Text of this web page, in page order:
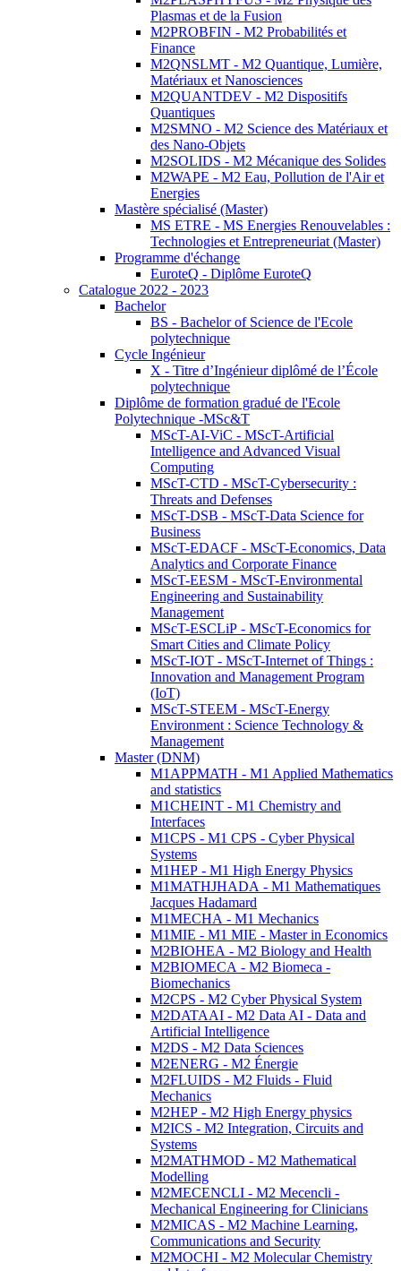
Plasmas et de la Fusion
M2PROBFIN - M2 Probabilités et
Finance
M2QNSLMT - M2 Quantique, Lumière,
Matériaux et Nanosciences
M2QUANTDEV - M2 Dispositifs
Quantiques
M2SMNO - M2 Science des Matériaux et
des Nano-Objets
M2SOLIDS - M2 Mécanique des Solides
M2WAPE - M2 Eau, Pollution de l'Air et
Energies
Mastère spécialisé (Master)
MS ETRE - MS Energies Renouvelables :
Technologies et Entrepreneuriat (Master)
Programme d'échange
EuroteQ - Diplôme EuroteQ
Catalogue 2022 - 2023
Bachelor
BS - Bachelor of Science de l'Ecole
polytechnique
Cycle Ingénieur
X - Titre d’Ingénieur diplômé de l’École
polytechnique
Diplôme de formation gradué de l'Ecole
Polytechnique -MSc&T
MScT-AI-ViC - MScT-Artificial
Intelligence and Advanced Visual
Computing
MScT-CTD - MScT-Cybersecurity :
Threats and Defenses
MScT-DSB - MScT-Data Science for
Business
MScT-EDACF - MScT-Economics, Data
Analytics and Corporate Finance
MScT-EESM - MScT-Environmental
Engineering and Sustainability
Management
MScT-ESCLiP - MScT-Economics for
Smart Cities and Climate Policy
MScT-IOT - MScT-Internet of Things :
Innovation and Management Program
(IoT)
MScT-STEEM - MScT-Energy
Environment : Science Technology &
Management
Master (DNM)
M1APPMATH - M1 Applied Mathematics
and statistics
M1CHEINT - M1 Chemistry and
Interfaces
M1CPS - M1 CPS - Cyber Physical
Systems
M1HEP - M1 High Energy Physics
M1MATHJHADA - M1 Mathematiques
Jacques Hadamard
M1MECHA - M1 Mechanics
M1MIE - M1 MIE - Master in Economics
M2BIOHEA - M2 Biology and Health
M2BIOMECA - M2 Biomeca -
Biomechanics
M2CPS - M2 Cyber Physical System
M2DATAAI - M2 Data AI - Data and
Artificial Intelligence
M2DS - M2 Data Sciences
M2ENERG - M2 Énergie
M2FLUIDS - M2 Fluids - Fluid
Mechanics
M2HEP - M2 High Energy physics
M2ICS - M2 Integration, Circuits and
Systems
M2MATHMOD - M2 Mathematical
Modelling
M2MECENCLI - M2 Mecencli -
Mechanical Engineering for Clinicians
M2MICAS - M2 Machine Learning,
Communications and Security
M2MOCHI - M2 Molecular Chemistry